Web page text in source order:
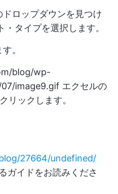
ロップダウンを見つけ
タイプを選択します。
。
blog/wp-
image9.gif エクセルの
リックします。
27664/undefined/
ガイドをお読みくださ